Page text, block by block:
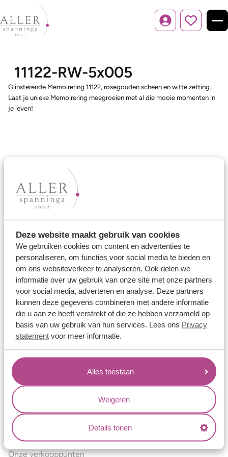
Deze website maakt gebruik van cookies
We gebruiken cookies om content en advertenties te
personaliseren, om functies voor social media te bieden en
om ons websiteverkeer te analyseren. Ook delen we
informatie over uw gebruik van onze site met onze partners
voor social media, adverteren en analyse. Deze partners
kunnen deze gegevens combineren met andere informatie
die u aan ze heeft verstrekt of die ze hebben verzameld op
basis van uw gebruik van hun services. Lees ons Privacy
statementvoor meer informatie.
Alles toestaan
Weigeren
Details tonen
Inloggen
11122-RW-5x005
Glinsterende Memoirering 11122, rosegouden scheen en witte zetting.
Laat je unieke Memoirering meegroeien met al die mooie momenten in
je leven!
Ons aanbod
Trouwringen
Verlovingsringen
Vriendschapsringen
Over ons
Aller Spanninga
Historie
Certificaten
Blogs
Jouw voordelen
Conflictvrije Materialen
Oneindig veel mogelijkheden
Kwaliteit
Juweliers & Contact
Onze verkooppunten